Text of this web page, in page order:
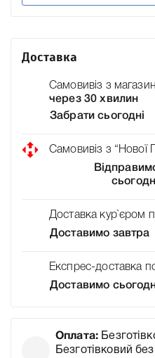
Доставка
Самовивіз з
через 30 хвилин
Забрати сьогодні
Самовивіз з “Нової
Доставка кур`єром
Доставимо завтра
Експрес-доставка
Доставимо
Оплата:
Безготівковий